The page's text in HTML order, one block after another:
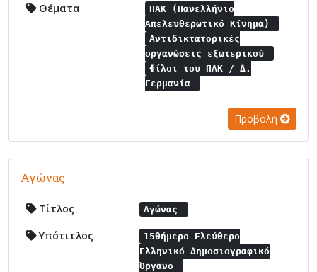
Θέματα
ΠΑΚ (Πανελλήνιο
Απελευθερωτικό Κίνημα)
Αντιδικτατορικές
οργανώσεις εξωτερικού
Φίλοι του ΠΑΚ / Δ.
Γερμανία
Προβολή
Αγώνας
Τίτλος Αγώνας
Υπότιτλος
15θήμερο Ελεύθερο
Ελληνικό Δημοσιογραφικό
Όργανο